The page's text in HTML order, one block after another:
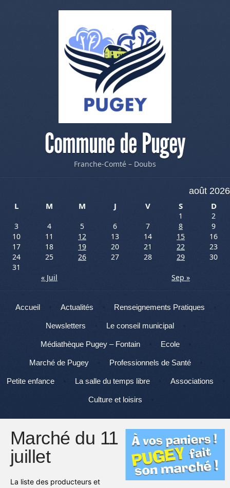
Commune de Pugey
Franche-Comté – Doubs
août 2026
L
M M J V S D
1
2
3
4 5 6 7 8
9
10
11 12 13 14 15
16
17
18 19 20 21 22
23
24
25 26 27 28 29
30
31
« Juil
Sep »
Menu
Aller au contenu
Accueil Actualités Renseignements Pratiques
Newsletters Le conseil municipal
Médiathèque Pugey – Fontain Ecole
Marché de Pugey Professionnels de Santé
Petite enfance La salle du temps libre Associations
Culture et loisirs
Marché du 11
juillet
La liste des producteurs et